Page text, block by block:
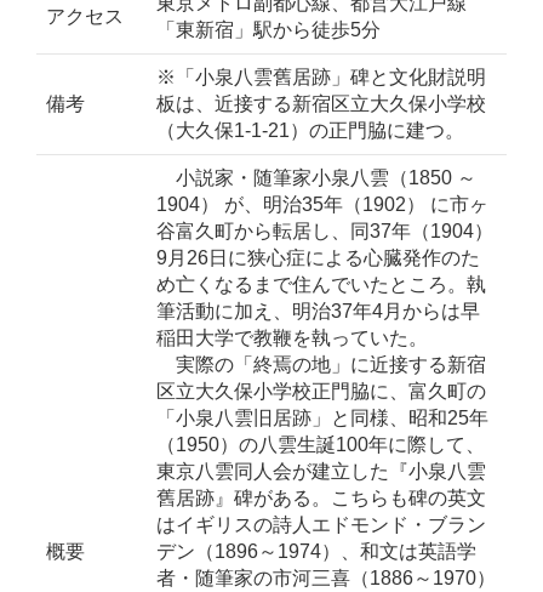
アクセス
「東新宿」駅から徒歩5分
備考
※「小泉八雲舊居跡」碑と文化財説明
板は、近接する新宿区立大久保小学校
（大久保1-1-21）の正門脇に建つ。
概要
小説家・随筆家小泉八雲（1850 ～
1904） が、明治35年（1902） に市ヶ
谷富久町から転居し、同37年（1904）
9月26日に狭心症による心臓発作のた
め亡くなるまで住んでいたところ。執
筆活動に加え、明治37年4月からは早
稲田大学で教鞭を執っていた。
実際の「終焉の地」に近接する新宿
区立大久保小学校正門脇に、富久町の
「小泉八雲旧居跡」と同様、昭和25年
（1950）の八雲生誕100年に際して、
東京八雲同人会が建立した『小泉八雲
舊居跡』碑がある。こちらも碑の英文
はイギリスの詩人エドモンド・ブラン
デン（1896～1974）、和文は英語学
者・随筆家の市河三喜（1886～1970）